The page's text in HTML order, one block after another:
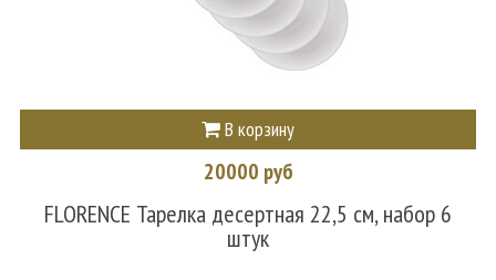
В корзину
20000 руб
FLORENCE Тарелка десертная 22,5 см, набор 6
штук